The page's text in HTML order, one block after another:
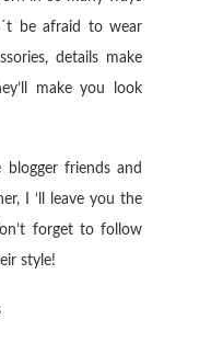
be afraid to wear
details make
make you look
friends and
I ‘ll leave you the
forget to follow
style!